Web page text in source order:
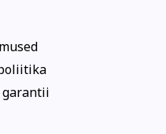
garantii